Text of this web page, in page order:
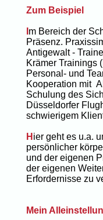
Zum Beispiel
m Bereich der
Präsenz.
Antigewalt -
Krämer Trainings
Personal- und
Kooperation mit
Schulung des
Düsseldorfer
schwierigem
H ier geht es u.a.
persönlicher
und der eigenen
der eigenen
Erfordernisse zu
Mein